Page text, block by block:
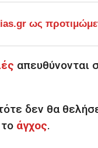
ως
απευθύνονται
δεν θα
άγχος.